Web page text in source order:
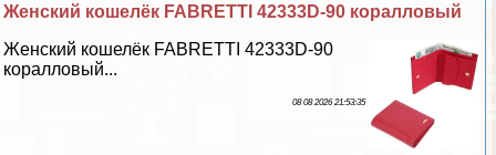
Женский кошелёк FABRETTI 42333D-90 коралловый
Женский кошелёк FABRETTI 42333D-90
коралловый...
08 08 2026 21:53:35